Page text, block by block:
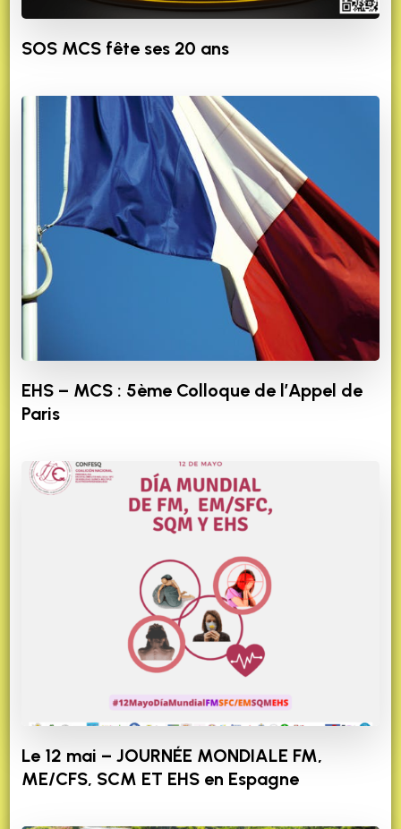
SOS MCS fête ses 20 ans
EHS – MCS : 5ème Colloque de l’Appel de
Paris
Le 12 mai – JOURNÉE MONDIALE FM,
ME/CFS, SCM ET EHS en Espagne